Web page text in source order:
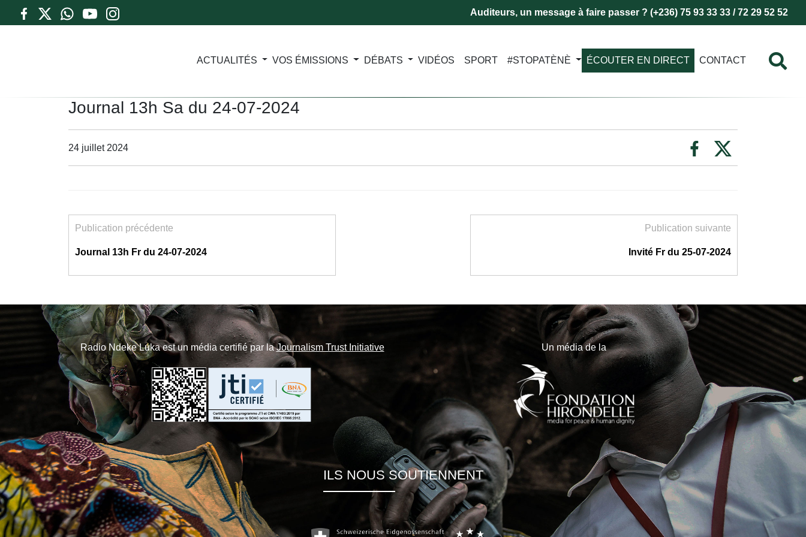
Auditeurs, un message à faire passer ? (+236) 75 93 33 33 / 72 29 52 52
ACTUALITÉS VOS ÉMISSIONS DÉBATS VIDÉOS SPORT #STOPATÈNÈ ÉCOUTER EN DIRECT CONTACT
Journal 13h Sa du 24-07-2024
24 juillet 2024
Publication précédente
Journal 13h Fr du 24-07-2024
Publication suivante
Invité Fr du 25-07-2024
Radio Ndeke Luka est un média certifié par laJournalism Trust Initiative Un média de la
ILS NOUS SOUTIENNENT